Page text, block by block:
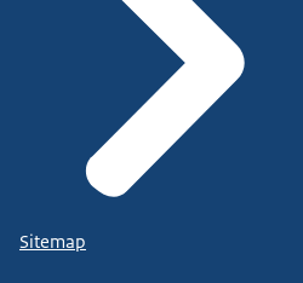
Sitemap